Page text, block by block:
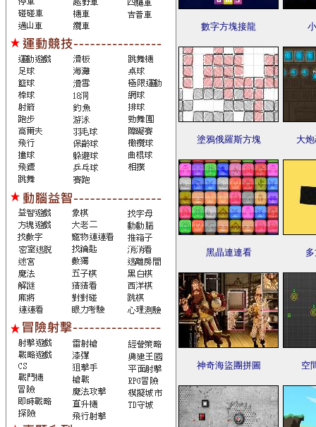
數字方塊接龍
塗鴉俄羅斯方塊 大
黑晶連連看
神奇海盜團拼圖 空